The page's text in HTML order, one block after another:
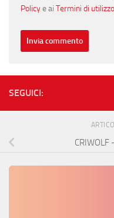
Policye ai Termini di utilizzo
SEGUICI:
CRIWOLF